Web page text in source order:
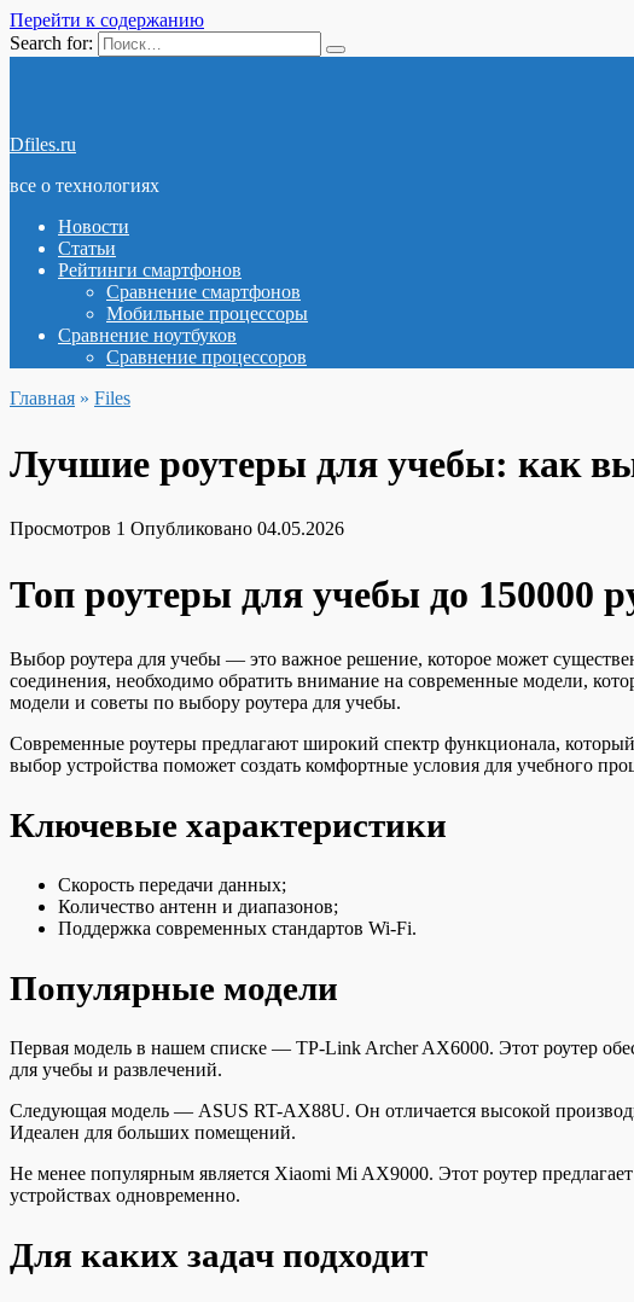
Перейти к содержанию
Search for:
Dfiles.ru
все о технологиях
Новости
Статьи
Рейтинги смартфонов
Сравнение смартфонов
Мобильные процессоры
Сравнение ноутбуков
Сравнение процессоров
Главная » Files
Лучшие роутеры для учебы: как
Просмотров 1 Опубликовано 04.05.2026
Топ роутеры для учебы до 150000
Выбор роутера для учебы — это важное решение, которое может
соединения, необходимо обратить внимание на современные модели,
модели и советы по выбору роутера для учебы.
Современные роутеры предлагают широкий спектр функционала,
выбор устройства поможет создать комфортные условия для учебного
Ключевые характеристики
Скорость передачи данных;
Количество антенн и диапазонов;
Поддержка современных стандартов Wi-Fi.
Популярные модели
Первая модель в нашем списке — TP-Link Archer AX6000. Этот роутер
для учебы и развлечений.
Следующая модель — ASUS RT-AX88U. Он отличается высокой
Идеален для больших помещений.
Не менее популярным является Xiaomi Mi AX9000. Этот роутер
устройствах одновременно.
Для каких задач подходит